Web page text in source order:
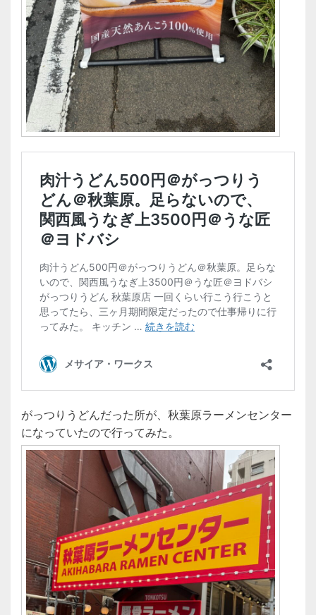
がっつりうどんだった所が、秋葉原ラーメンセンター
になっていたので行ってみた。